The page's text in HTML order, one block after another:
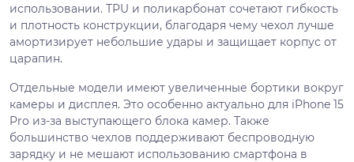
использовании. TPU и поликарбонат сочетают гибкость
и плотность конструкции, благодаря чему чехол лучше
амортизирует небольшие удары и защищает корпус от
царапин.
Отдельные модели имеют увеличенные бортики вокруг
камеры и дисплея. Это особенно актуально для iPhone 15
Pro из-за выступающего блока камер. Также
большинство чехлов поддерживают беспроводную
зарядку и не мешают использованию смартфона в